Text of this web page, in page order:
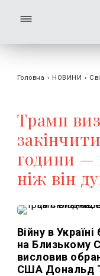
Головна › НОВИНИ ›
Трамп
години —
ніж він
Війну в
на Близькому
висловив
США Дональд